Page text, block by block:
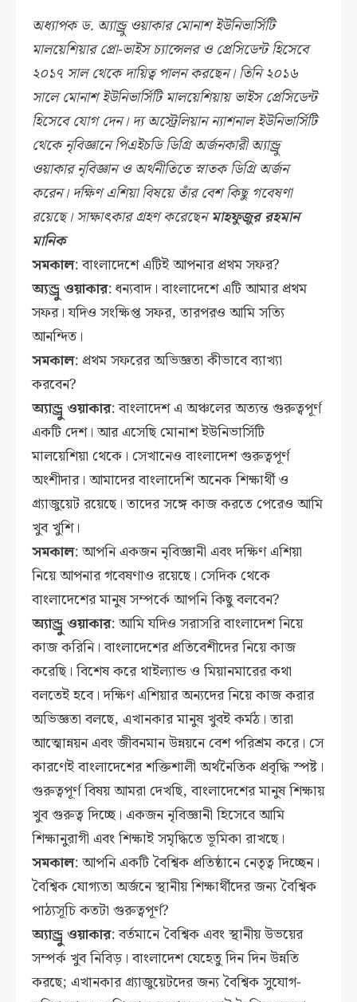
অধ্যাপক ড. অ্যান্ড্রু ওয়াকার মোনাশ ইউনিভার্সিটি
মালয়েশিয়ার প্রো-ভাইস চ্যান্সেলর ও প্রেসিডেন্ট হিসেবে
২০১৭ সাল থেকে দায়িত্ব পালন করছেন। তিনি ২০১৬
সালে মোনাশ ইউনিভার্সিটি মালয়েশিয়ায় ভাইস প্রেসিডেন্ট
হিসেবে যোগ দেন। দ্য অস্ট্রেলিয়ান ন্যাশনাল ইউনিভার্সিটি
থেকে নৃবিজ্ঞানে পিএইচডি ডিগ্রি অর্জনকারী অ্যান্ড্রু
ওয়াকার নৃবিজ্ঞান ও অর্থনীতিতে স্নাতক ডিগ্রি অর্জন
করেন। দক্ষিণ এশিয়া বিষয়ে তাঁর বেশ কিছু গবেষণা
রয়েছে। সাক্ষাৎকার গ্রহণ করেছেনমাহফুজুর রহমান
মানিক
সমকাল: বাংলাদেশে এটিই আপনার প্রথম সফর?
অ্যন্ড্রু ওয়াকার: ধন্যবাদ। বাংলাদেশে এটি আমার প্রথম
সফর। যদিও সংক্ষিপ্ত সফর, তারপরও আমি সত্যি
আনন্দিত।
সমকাল: প্রথম সফরের অভিজ্ঞতা কীভাবে ব্যাখ্যা
করবেন?
অ্যান্ড্রু ওয়াকার: বাংলাদেশ এ অঞ্চলের অত্যন্ত গুরুত্বপূর্ণ
একটি দেশ। আর এসেছি মোনাশ ইউনিভার্সিটি
মালয়েশিয়া থেকে। সেখানেও বাংলাদেশ গুরুত্বপূর্ণ
অংশীদার। আমাদের বাংলাদেশি অনেক শিক্ষার্থী ও
গ্র্যাজুয়েট রয়েছে। তাদের সঙ্গে কাজ করতে পেরেও আমি
খুব খুশি।
সমকাল: আপনি একজন নৃবিজ্ঞানী এবং দক্ষিণ এশিয়া
নিয়ে আপনার গবেষণাও রয়েছে। সেদিক থেকে
বাংলাদেশের মানুষ সম্পর্কে আপনি কিছু বলবেন?
অ্যান্ড্রু ওয়াকার: আমি যদিও সরাসরি বাংলাদেশ নিয়ে
কাজ করিনি। বাংলাদেশের প্রতিবেশীদের নিয়ে কাজ
করেছি। বিশেষ করে থাইল্যান্ড ও মিয়ানমারের কথা
বলতেই হবে। দক্ষিণ এশিয়ার অন্যদের নিয়ে কাজ করার
অভিজ্ঞতা বলছে, এখানকার মানুষ খুবই কর্মঠ। তারা
আত্মোন্নয়ন এবং জীবনমান উন্নয়নে বেশ পরিশ্রম করে। সে
কারণেই বাংলাদেশের শক্তিশালী অর্থনৈতিক প্রবৃদ্ধি স্পষ্ট।
গুরুত্বপূর্ণ বিষয় আমরা দেখছি, বাংলাদেশের মানুষ শিক্ষায়
খুব গুরুত্ব দিচ্ছে। একজন নৃবিজ্ঞানী হিসেবে আমি
শিক্ষানুরাগী এবং শিক্ষাই সমৃদ্ধিতে ভূমিকা রাখছে।
সমকাল: আপনি একটি বৈশ্বিক প্রতিষ্ঠানে নেতৃত্ব দিচ্ছেন।
বৈশ্বিক যোগ্যতা অর্জনে স্থানীয় শিক্ষার্থীদের জন্য বৈশ্বিক
পাঠ্যসূচি কতটা গুরুত্বপূর্ণ?
অ্যান্ড্রু ওয়াকার: বর্তমানে বৈশ্বিক এবং স্থানীয় উভয়ের
সম্পর্ক খুব নিবিড়। বাংলাদেশ যেহেতু দিন দিন উন্নতি
করছে; এখানকার গ্র্যাজুয়েটদের জন্য বৈশ্বিক সুযোগ-